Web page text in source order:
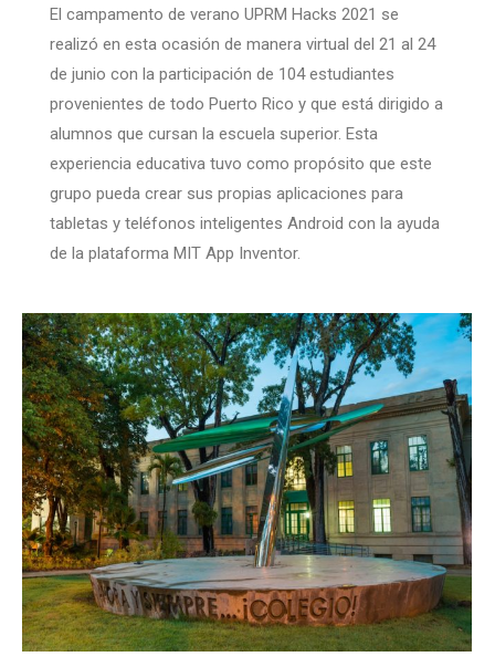
El campamento de verano UPRM Hacks 2021 se
realizó en esta ocasión de manera virtual del 21 al 24
de junio con la participación de 104 estudiantes
provenientes de todo Puerto Rico y que está dirigido a
alumnos que cursan la escuela superior. Esta
experiencia educativa tuvo como propósito que este
grupo pueda crear sus propias aplicaciones para
tabletas y teléfonos inteligentes Android con la ayuda
de la plataforma MIT App Inventor.